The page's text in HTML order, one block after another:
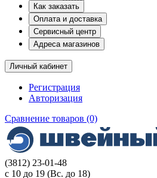
Как заказать
Оплата и доставка
Сервисный центр
Адреса магазинов
Личный кабинет
Регистрация
Авторизация
Сравнение товаров (0)
(3812) 23-01-48
с 10 до 19 (Вс. до 18)